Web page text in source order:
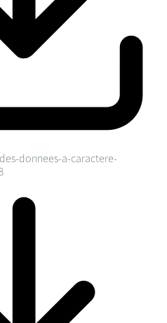
donnees-a-caractere-